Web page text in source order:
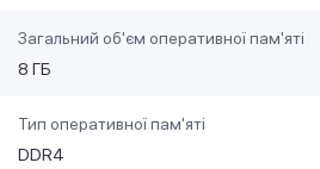
Загальний об'єм оперативної пам'яті
8 ГБ
Тип оперативної пам'яті
DDR4